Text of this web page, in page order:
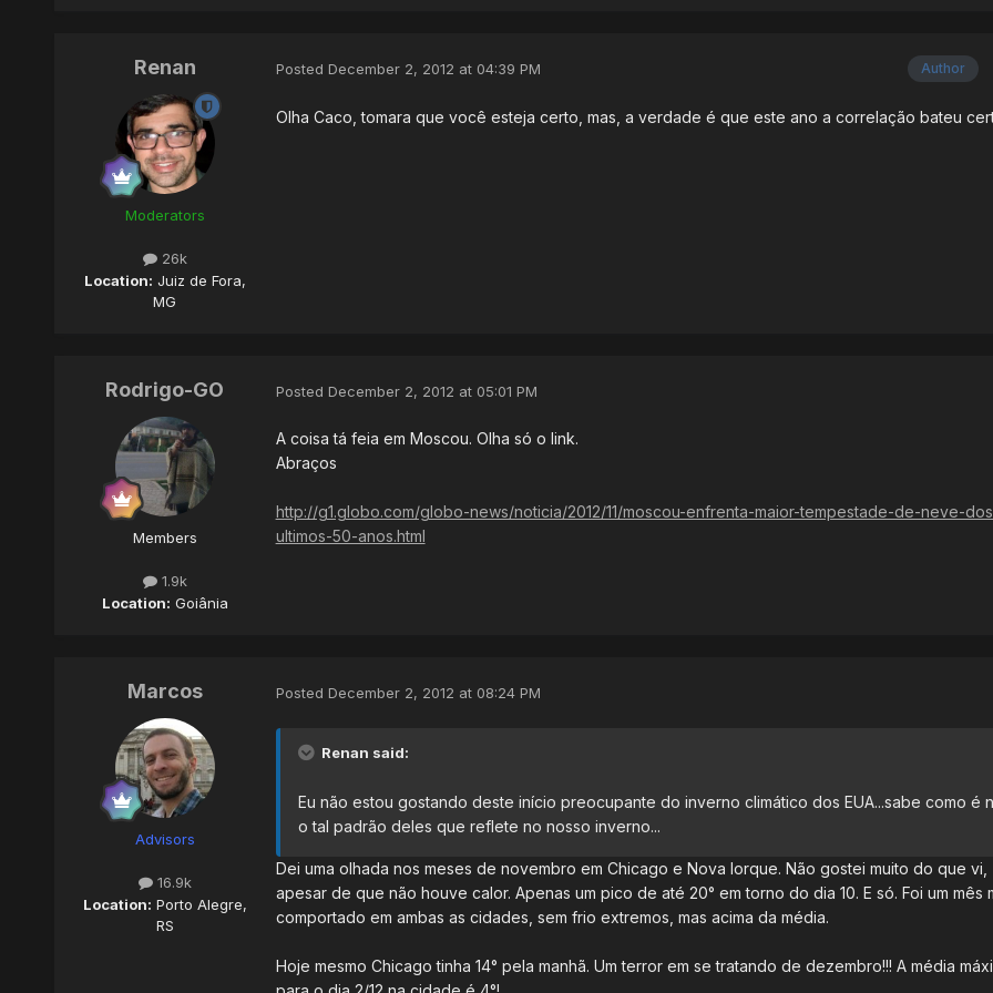
Renan
Moderators
26k
Location: Juiz de Fora,
MG
Author
Posted December 2, 2012 at 04:39 PM
Olha Caco, tomara que você esteja certo, mas, a verdade é que este ano a correlação bateu
Rodrigo-GO
Members
1.9k
Location: Goiânia
Posted December 2, 2012 at 05:01 PM
A coisa tá feia em Moscou. Olha só o link.
Abraços
http://g1.globo.com/globo-news/noticia/2012/11/moscou-enfrenta-maior-tempestade-de-neve-
ultimos-50-anos.html
Marcos
Advisors
16.9k
Location: Porto Alegre,
RS
Posted December 2, 2012 at 08:24 PM
Renan said:
Eu não estou gostando deste início preocupante do inverno climático dos EUA...sabe como é
o tal padrão deles que reflete no nosso inverno...
Dei uma olhada nos meses de novembro em Chicago e Nova Iorque. Não gostei muito do que vi,
apesar de que não houve calor. Apenas um pico de até 20° em torno do dia 10. E só. Foi um mês
comportado em ambas as cidades, sem frio extremos, mas acima da média.
Hoje mesmo Chicago tinha 14° pela manhã. Um terror em se tratando de dezembro!!! A média